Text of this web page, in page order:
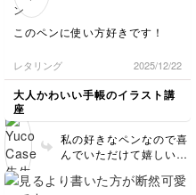
このペンに使い方好きです！
レタリング 2025/12/22
大人かわいい手帳のイラスト講
座
私の好きなペンなので喜
んでいただけて嬉しいで
す！